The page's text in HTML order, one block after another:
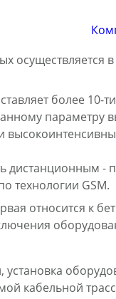
в
более 10-
параметру
-
технологии GSM.
относится к
кабельной